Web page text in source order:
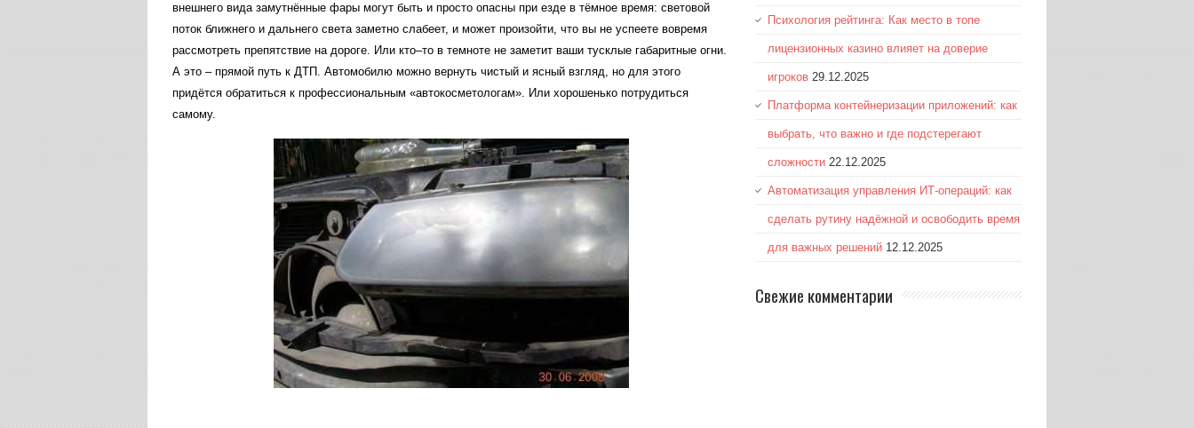
внешнего вида замутнённые фары могут быть и просто опасны при езде в тёмное время: световой
поток ближнего и дальнего света заметно слабеет, и может произойти, что вы не успеете вовремя
рассмотреть препятствие на дороге. Или кто–то в темноте не заметит ваши тусклые габаритные огни.
А это – прямой путь к ДТП . Автомобилю можно вернуть чистый и ясный взгляд, но для этого
придётся обратиться к профессиональным «автокосметологам». Или хорошенько потрудиться
самому.
Психология рейтинга: Как место в топе
лицензионных казино влияет на доверие
игроков 29.12.2025
Платформа контейнеризации приложений: как
выбрать, что важно и где подстерегают
сложности 22.12.2025
Автоматизация управления ИТ-операций: как
сделать рутину надёжной и освободить время
для важных решений 12.12.2025
Свежие комментарии